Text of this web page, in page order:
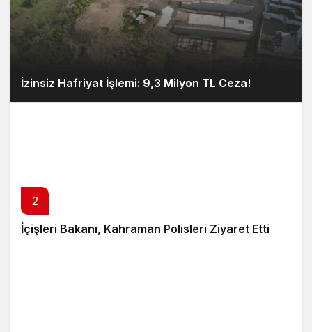
İzinsiz Hafriyat İşlemi: 9,3 Milyon TL Ceza!
2
İçişleri Bakanı, Kahraman Polisleri Ziyaret Etti